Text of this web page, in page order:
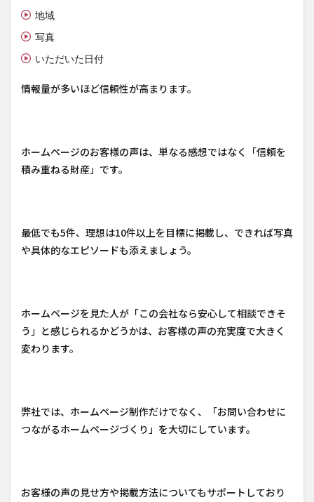
地域
写真
いただいた日付
情報量が多いほど信頼性が高まります。
ホームページのお客様の声は、単なる感想ではなく「信頼を
積み重ねる財産」です。
最低でも5件、理想は10件以上を目標に掲載し、できれば写真
や具体的なエピソードも添えましょう。
ホームページを見た人が「この会社なら安心して相談できそ
う」と感じられるかどうかは、お客様の声の充実度で大きく
変わります。
弊社では、ホームページ制作だけでなく、「お問い合わせに
つながるホームページづくり」を大切にしています。
お客様の声の見せ方や掲載方法についてもサポートしており